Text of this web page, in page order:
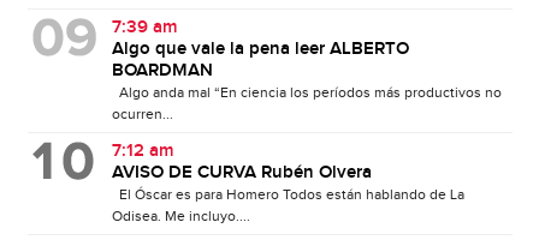
7:39 am
Algo que vale la pena leer ALBERTO
BOARDMAN
Algo anda mal “En ciencia los períodos más productivos no
ocurren...
7:12 am
AVISO DE CURVA Rubén Olvera
El Óscar es para Homero Todos están hablando de La
Odisea. Me incluyo....